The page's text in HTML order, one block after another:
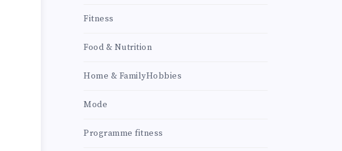
Fitness
Food & Nutrition
Home & FamilyHobbies
Mode
Programme fitness